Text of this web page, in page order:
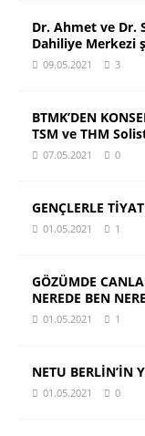
Dr. Ahmet ve Dr.
Dahiliye Merkezi
09.05.2021 3
BTMK’DEN
TSM ve THM
07.05.2021 0
GENÇLERLE
01.05.2021 1
GÖZÜMDE
NEREDE BEN
01.05.2021 1
NETU BERLİN’İN
01.05.2021 0